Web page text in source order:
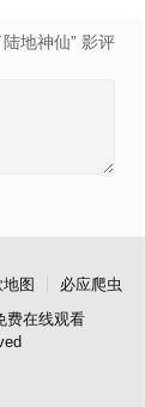
地神仙” 影评
图
必应爬虫
费在线观看